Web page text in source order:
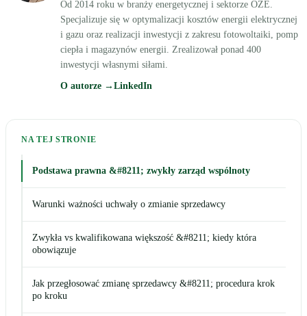
Od 2014 roku w branży energetycznej i sektorze OZE.
Specjalizuje się w optymalizacji kosztów energii elektrycznej
i gazu oraz realizacji inwestycji z zakresu fotowoltaiki, pomp
ciepła i magazynów energii. Zrealizował ponad 400
inwestycji własnymi siłami.
O autorze → LinkedIn
NA TEJ STRONIE
Podstawa prawna &#8211; zwykły zarząd wspólnoty
Warunki ważności uchwały o zmianie sprzedawcy
Zwykła vs kwalifikowana większość &#8211; kiedy która
obowiązuje
Jak przegłosować zmianę sprzedawcy &#8211; procedura krok
po kroku